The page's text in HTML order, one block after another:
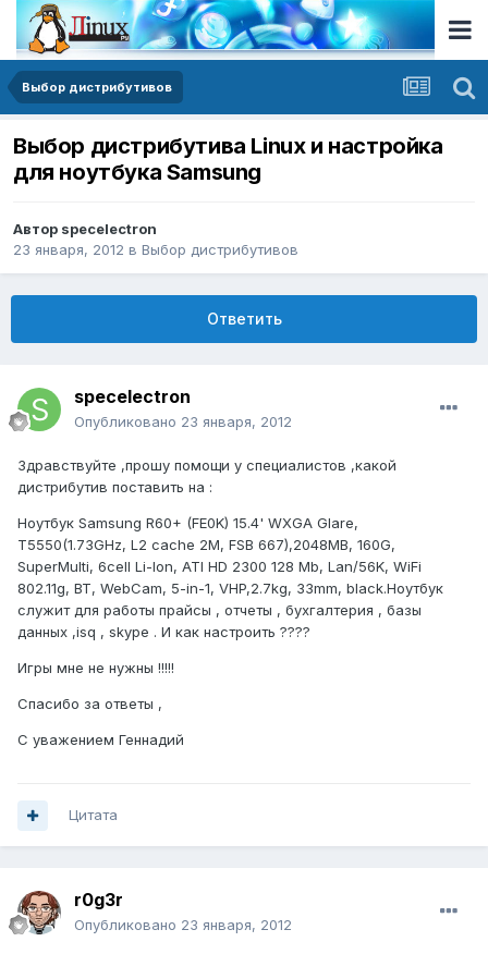
Выбор дистрибутивов
Выбор дистрибутива Linux и настройка
для ноутбука Samsung
Автор specelectron
23 января, 2012 в Выбор дистрибутивов
Ответить
specelectron
Опубликовано 23 января, 2012
Здравствуйте ,прошу помощи у специалистов ,какой
дистрибутив поставить на :
Ноутбук Samsung R60+ (FE0K) 15.4' WXGA Glare,
T5550(1.73GHz, L2 cache 2M, FSB 667),2048MB, 160G,
SuperMulti, 6cell Li-Ion, ATI HD 2300 128 Mb, Lan/56K, WiFi
802.11g, BT, WebCam, 5-in-1, VHP,2.7kg, 33mm, black.Ноутбук
служит для работы прайсы , отчеты , бухгалтерия , базы
данных ,isq , skype . И как настроить ????
Игры мне не нужны !!!!!
Спасибо за ответы ,
С уважением Геннадий
Цитата
r0g3r
Опубликовано 23 января, 2012